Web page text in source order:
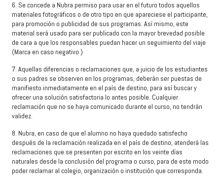
6. Se concede a Nubra permiso para usar en el futuro todos aquellos
materiales fotográficos o de otro tipo en que apareciese el participante,
para promoción o publicidad de sus programas. Así mismo, este
material será usado para ser publicado con la mayor brevedad posible
de cara a que los responsables puedan hacer un seguimiento del viaje
(Marca en caso negativo )
7. Aquellas diferencias o reclamaciones que, a juicio de los estudiantes
o sus padres se observen en los programas, deberán ser puestas de
manifiesto inmediatamente en el país de destino, para así buscar y
ofrecer una solución satisfactoria lo antes posible. Cualquier
reclamación que no se haya comunicado durante el curso, no tendrán
validez.
8. Nubra, en caso de que el alumno no haya quedado satisfecho
después de la reclamación realizada en el país de destino, atenderá las
reclamaciones que se presenten por escrito en los veinte días
naturales desde la conclusión del programa o curso, para de este modo
poder reclamar al colegio, organización o institución que corresponda.